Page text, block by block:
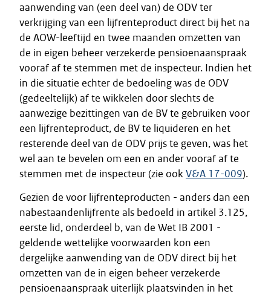
aanwending van (een deel van) de ODV ter
verkrijging van een lijfrenteproduct direct bij het na
de AOW-leeftijd en twee maanden omzetten van
de in eigen beheer verzekerde pensioenaanspraak
vooraf af te stemmen met de inspecteur. Indien het
in die situatie echter de bedoeling was de ODV
(gedeeltelijk) af te wikkelen door slechts de
aanwezige bezittingen van de BV te gebruiken voor
een lijfrenteproduct, de BV te liquideren en het
resterende deel van de ODV prijs te geven, was het
wel aan te bevelen om een en ander vooraf af te
stemmen met de inspecteur (zie ookV&A 17-009).
Gezien de voor lijfrenteproducten - anders dan een
nabestaandenlijfrente als bedoeld in artikel 3.125,
eerste lid, onderdeel b, van de Wet IB 2001 -
geldende wettelijke voorwaarden kon een
dergelijke aanwending van de ODV direct bij het
omzetten van de in eigen beheer verzekerde
pensioenaanspraak uiterlijk plaatsvinden in het